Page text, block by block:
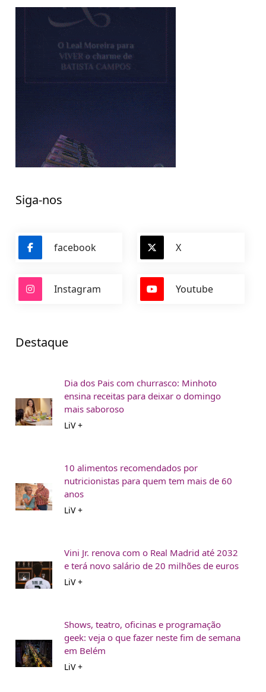
Siga-nos
facebook X
Instagram Youtube
Destaque
Dia dos Pais com churrasco: Minhoto
ensina receitas para deixar o domingo
mais saboroso
LiV +
10 alimentos recomendados por
nutricionistas para quem tem mais de 60
anos
LiV +
Vini Jr. renova com o Real Madrid até 2032
e terá novo salário de 20 milhões de euros
LiV +
Shows, teatro, oficinas e programação
geek: veja o que fazer neste fim de semana
em Belém
LiV +